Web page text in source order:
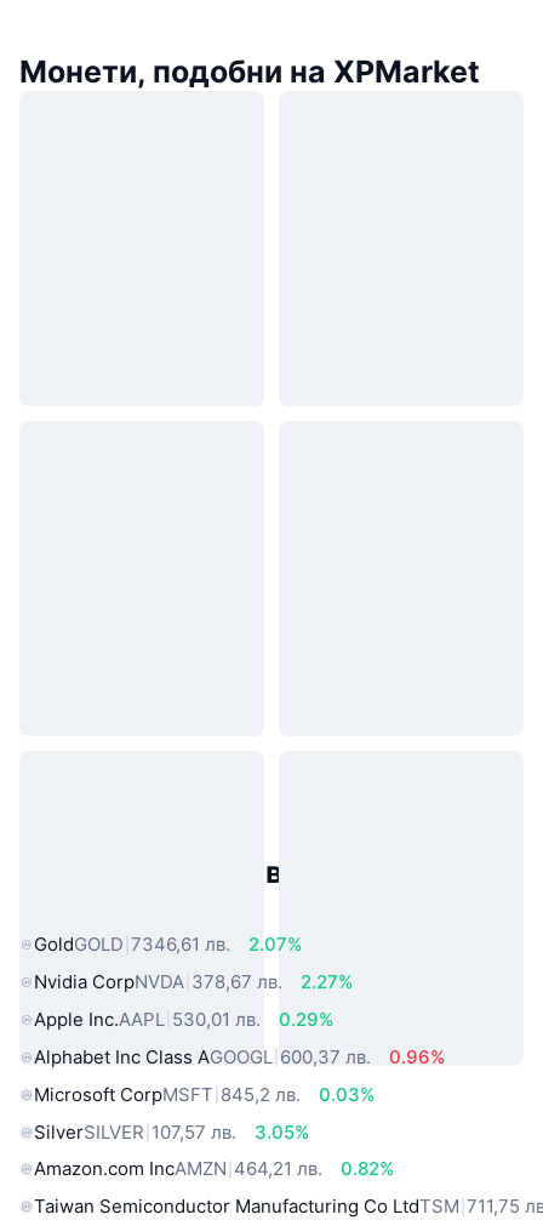
Монети, подобни на XPMarket
Популярни активи от реалния
GoldGOLD 7346,61 лв.
2.07%
Nvidia CorpNVDA 378,67 лв.
2.27%
Apple Inc.AAPL 530,01 лв.
0.29%
Alphabet Inc Class AGOOGL 600,37 лв.
0.96%
Microsoft CorpMSFT 845,2 лв.
0.03%
SilverSILVER 107,57 лв.
3.05%
Amazon.com IncAMZN 464,21 лв.
0.82%
Taiwan Semiconductor Manufacturing Co LtdTSM 711,75